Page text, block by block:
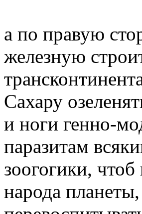
а по правую
железную
Сахару
и ноги генно-
паразитам
зоогогики,
народа